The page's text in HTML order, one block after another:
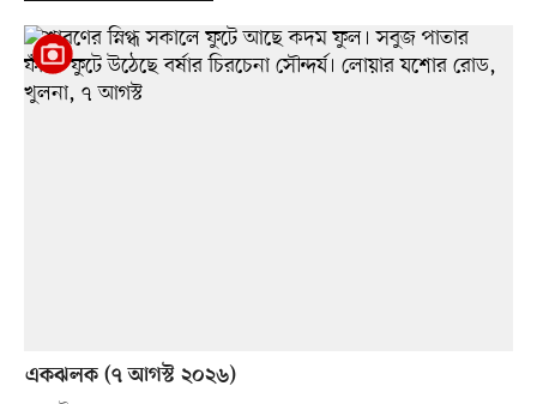
একঝলক (৭ আগস্ট ২০২৬)